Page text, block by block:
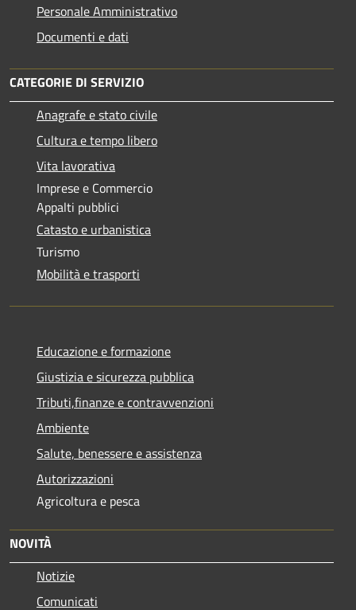
Personale Amministrativo
Documenti e dati
CATEGORIE DI SERVIZIO
Anagrafe e stato civile
Cultura e tempo libero
Vita lavorativa
Imprese e Commercio
Appalti pubblici
Catasto e urbanistica
Turismo
Mobilità e trasporti
Educazione e formazione
Giustizia e sicurezza pubblica
Tributi,finanze e contravvenzioni
Ambiente
Salute, benessere e assistenza
Autorizzazioni
Agricoltura e pesca
NOVITÀ
Notizie
Comunicati